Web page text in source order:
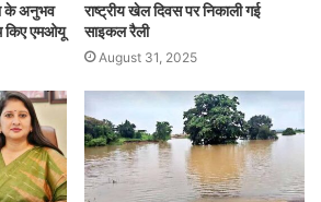
के अनुभव
किए एमओयू
राष्ट्रीय खेल दिवस पर निकाली गई
साइकल रैली
August 31, 2025